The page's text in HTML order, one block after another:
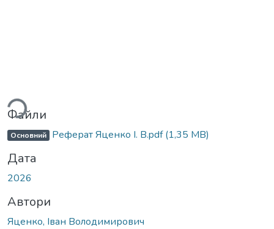
Файли
Основний Реферат Яценко І. В.pdf(1,35 MB)
Дата
2026
Автори
Яценко, Іван Володимирович